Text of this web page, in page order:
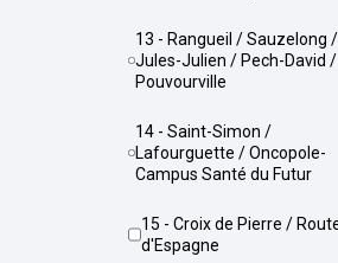
13 - Rangueil / Sauzelong /
Jules-Julien / Pech-David /
Pouvourville
14 - Saint-Simon /
Lafourguette / Oncopole-
Campus Santé du Futur
15 - Croix de Pierre / Route
d'Espagne